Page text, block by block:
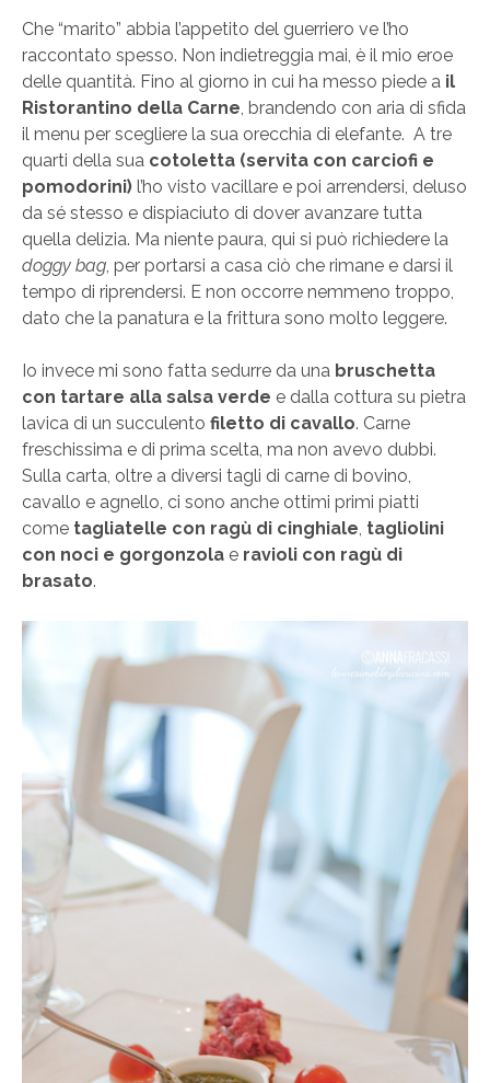
Che “marito” abbia l’appetito del guerriero ve l’ho
raccontato spesso. Non indietreggia mai, è il mio eroe
delle quantità. Fino al giorno in cui ha messo piede a il
Ristorantino della Carne , brandendo con aria di sfida
il menu per scegliere la sua orecchia di elefante. A tre
quarti della sua cotoletta (servita con carciofi e
pomodorini) l’ho visto vacillare e poi arrendersi, deluso
da sé stesso e dispiaciuto di dover avanzare tutta
quella delizia. Ma niente paura, qui si può richiedere la
doggy bag , per portarsi a casa ciò che rimane e darsi il
tempo di riprendersi. E non occorre nemmeno troppo,
dato che la panatura e la frittura sono molto leggere.
Io invece mi sono fatta sedurre da una bruschetta
con tartare alla salsa verde e dalla cottura su pietra
lavica di un succulento filetto di cavallo. Carne
freschissima e di prima scelta, ma non avevo dubbi.
Sulla carta, oltre a diversi tagli di carne di bovino,
cavallo e agnello, ci sono anche ottimi primi piatti
come tagliatelle con ragù di cinghiale tagliolini
con noci e gorgonzola e ravioli con ragù di
brasato.